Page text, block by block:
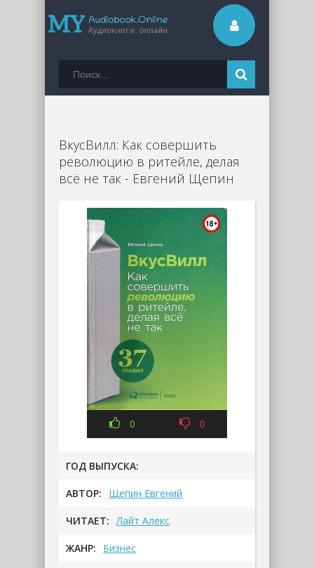
ВкусВилл: Как совершить
революцию в ритейле, делая
всё не так - Евгений Щепин
0 0
ГОД ВЫПУСКА:
АВТОР: Щепин Евгений
ЧИТАЕТ: Лайт Алекс
ЖАНР: Бизнес